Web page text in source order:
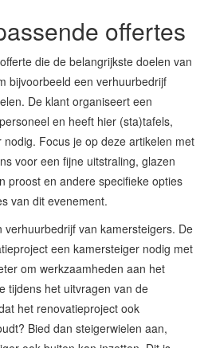
offertes
die de belangrijkste doelen van
bijvoorbeeld een verhuurbedrijf
De klant organiseert een
en heeft hier (sta)tafels,
Focus je op deze artikelen met
voor een fijne uitstraling, glazen
proost en andere specifieke opties
van dit evenement.
verhuurbedrijf van kamersteigers. De
een kamersteiger nodig met
om werkzaamheden aan het
tijdens het uitvragen van de
het renovatieproject ook
Bied dan steigerwielen aan,